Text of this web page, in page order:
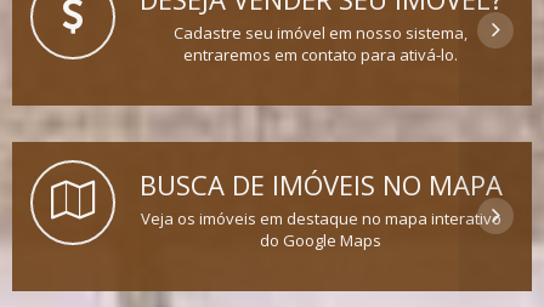
Cadastre seu imóvel em nosso sistema,
entraremos em contato para ativá-lo.
BUSCA DE IMÓVEIS NO MAPA
Veja os imóveis em destaque no mapa interativo
do Google Maps